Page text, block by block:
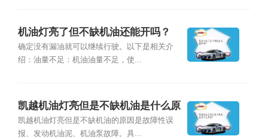
机油灯亮了但不缺机油还能开吗？
确定没有漏油就可以继续行驶。以下是相关介
绍：油量不足：机油油量不足，使...
凯越机油灯亮但是不缺机油是什么原
因？
凯越机油灯亮但是不缺机油的原因是故障性误
报、发动机油泥、机油泵故障。具...